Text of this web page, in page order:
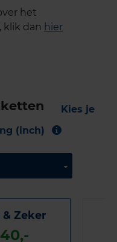
het
klik dan hier
Kies je
(inch)
Zeker